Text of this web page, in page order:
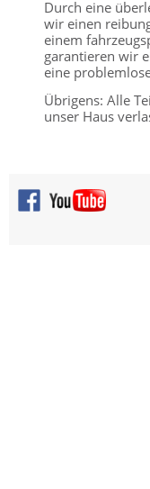
Durch eine
wir einen
einem
garantieren wir
eine
Übrigens: Alle
unser Haus